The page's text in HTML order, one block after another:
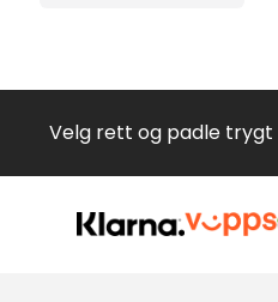
Velg rett og padle trygt